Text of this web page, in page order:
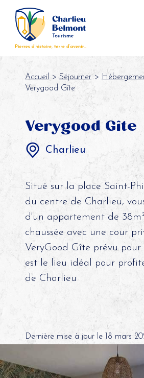
Accueil > Séjourner>
Verygood Gîte
Verygood Gîte
Charlieu
Situé sur la place Saint-
du centre de Charlieu,
d'un appartement de
chaussée avec une cour
VeryGood Gîte prévu pour
est le lieu idéal pour
de Charlieu
Dernière mise à jour le 18 mars
Panneau de gestion des cookies